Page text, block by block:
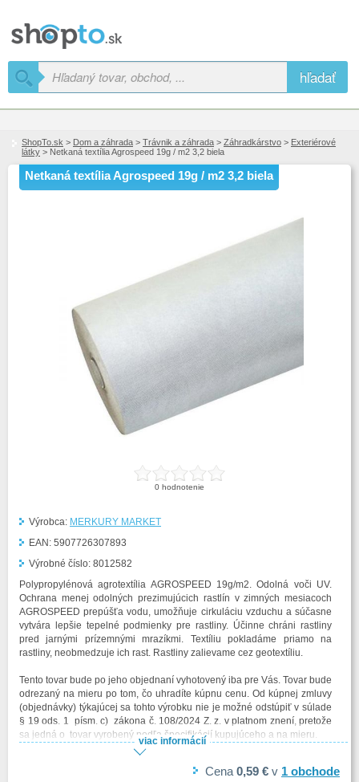
hľadať
ShopTo.sk > Dom a záhrada > Trávnik a záhrada > Záhradkárstvo > Exteriérové
látky > Netkaná textília Agrospeed 19g / m2 3,2 biela
Netkaná textília Agrospeed 19g / m2 3,2 biela
0 hodnotenie
Výrobca: MERKURY MARKET
EAN: 5907726307893
Výrobné číslo: 8012582
Polypropylénová agrotextília AGROSPEED 19g/m2. Odolná voči UV.
Ochrana menej odolných prezimujúcich rastlín v zimných mesiacoch
AGROSPEED prepúšťa vodu, umožňuje cirkuláciu vzduchu a súčasne
vytvára lepšie tepelné podmienky pre rastliny. Účinne chráni rastliny
pred jarnými prízemnými mrazíkmi. Textíliu pokladáme priamo na
rastliny, neobmedzuje ich rast. Rastliny zalievame cez geotextíliu.
Tento tovar bude po jeho objednaní vyhotovený iba pre Vás. Tovar bude
odrezaný na mieru po tom, čo uhradíte kúpnu cenu. Od kúpnej zmluvy
(objednávky) týkajúcej sa tohto výrobku nie je možné odstúpiť v súlade
§ 19 ods. 1 písm. c) zákona č. 108/2024 Z. z. v platnom znení, pretože
sa jedná o tovar vyrobený podľa špecifikácií kupujúceho a na mieru.
takmer nemožné predať inému zákazníkovi ako Vám. Preto Vás
viac informácií
Cena 0,59 € v 1 obchode